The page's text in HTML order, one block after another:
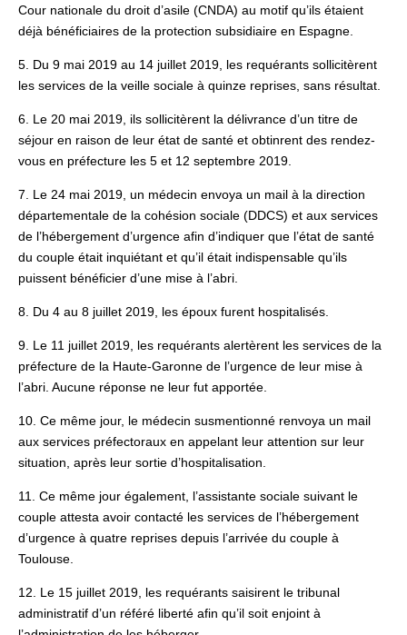
Cour nationale du droit d’asile (CNDA) au motif qu’ils étaient
déjà bénéficiaires de la protection subsidiaire en Espagne.
5. Du 9 mai 2019 au 14 juillet 2019, les requérants sollicitèrent
les services de la veille sociale à quinze reprises, sans résultat.
6. Le 20 mai 2019, ils sollicitèrent la délivrance d’un titre de
séjour en raison de leur état de santé et obtinrent des rendez-
vous en préfecture les 5 et 12 septembre 2019.
7. Le 24 mai 2019, un médecin envoya un mail à la direction
départementale de la cohésion sociale (DDCS) et aux services
de l’hébergement d’urgence afin d’indiquer que l’état de santé
du couple était inquiétant et qu’il était indispensable qu’ils
puissent bénéficier d’une mise à l’abri.
8. Du 4 au 8 juillet 2019, les époux furent hospitalisés.
9. Le 11 juillet 2019, les requérants alertèrent les services de la
préfecture de la Haute-Garonne de l’urgence de leur mise à
l’abri. Aucune réponse ne leur fut apportée.
10. Ce même jour, le médecin susmentionné renvoya un mail
aux services préfectoraux en appelant leur attention sur leur
situation, après leur sortie d’hospitalisation.
11. Ce même jour également, l’assistante sociale suivant le
couple attesta avoir contacté les services de l’hébergement
d’urgence à quatre reprises depuis l’arrivée du couple à
Toulouse.
12. Le 15 juillet 2019, les requérants saisirent le tribunal
administratif d’un référé liberté afin qu’il soit enjoint à